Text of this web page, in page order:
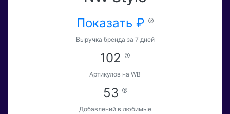
Показать ₽
Выручка бренда за 7 дней
102
Артикулов на WB
53
Добавлений в любимые